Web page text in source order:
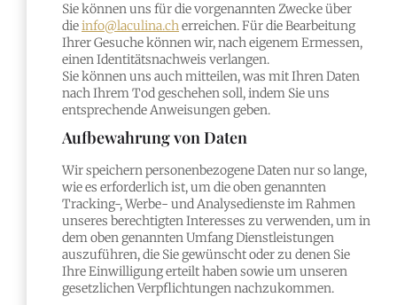
Sie können uns für die vorgenannten Zwecke über
dieinfo@laculina.cherreichen. Für die Bearbeitung
Ihrer Gesuche können wir, nach eigenem Ermessen,
einen Identitätsnachweis verlangen.
Sie können uns auch mitteilen, was mit Ihren Daten
nach Ihrem Tod geschehen soll, indem Sie uns
entsprechende Anweisungen geben.
Aufbewahrung von Daten
Wir speichern personenbezogene Daten nur so lange,
wie es erforderlich ist, um die oben genannten
Tracking-, Werbe- und Analysedienste im Rahmen
unseres berechtigten Interesses zu verwenden, um in
dem oben genannten Umfang Dienstleistungen
auszuführen, die Sie gewünscht oder zu denen Sie
Ihre Einwilligung erteilt haben sowie um unseren
gesetzlichen Verpflichtungen nachzukommen.